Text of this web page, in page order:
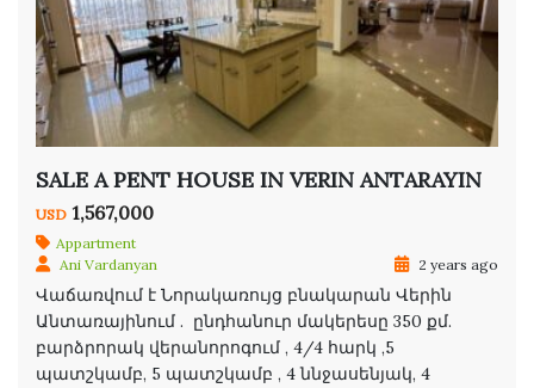
SALE A PENT HOUSE IN VERIN ANTARAYIN
USD 1,567,000
Appartment
Ani Vardanyan
2 years ago
Վաճառվում է Նորակառույց բնակարան Վերին
Անտառայինում . ընդհանուր մակերեսը 350 քմ.
բարձրորակ վերանորոգում , 4/4 հարկ ,5
պատշկամբ, 5 պատշկամբ , 4 ննջասենյակ, 4